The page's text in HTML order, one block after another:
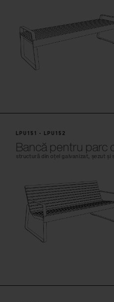
LPU151 - LPU152
Bancă pentru parc
structură din oțel galvanizat, șezut și